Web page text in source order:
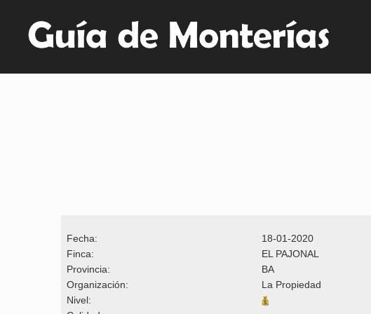
Fecha:
18-01-2020
Finca:
EL PAJONAL
Provincia:
BA
Organización:
La Propiedad
Nivel: